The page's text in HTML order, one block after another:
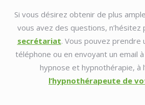
Si vous désirez obtenir de plus
vous avez des questions, n’hésitez
secrétariat. Vous pouvez prendre
téléphone ou en envoyant un email à
hypnose et hypnothérapie, à
l’hypnothérapeute de